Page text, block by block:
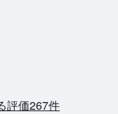
評価267​件